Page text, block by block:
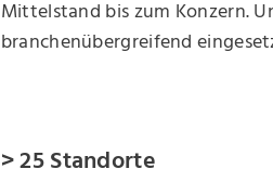
Mittelstand bis zum Konzern.
branchenübergreifend
> 25 Standorte